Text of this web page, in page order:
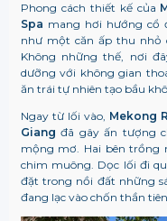
Phong cách thiết kế của
Spa mang hơi hướng cổ
như một căn ấp thu nhỏ
Không những thế, nơi
dưỡng với không gian
ăn trái tự nhiên tạo bầu
Ngay từ lối vào, Mekong
Giangđã gây ấn tượng
mộng mơ. Hai bên trồng
chim muông. Dọc lối đi
đặt trong nồi đất những
đang lạc vào chốn thần